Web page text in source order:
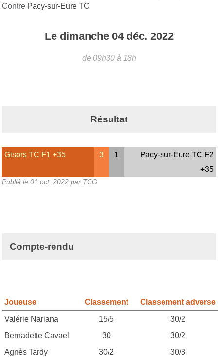
Contre Pacy-sur-Eure TC
Le dimanche 04 déc. 2022
de 09h30 à 18h
Résultat
Gisors TC F1 +35 3 1
Pacy-sur-Eure TC F2
+35
Publié le 01 oct. 2022 par TCG
Compte-rendu
Joueuse Classement Classement adverse
Valérie Nariana 15/5
30/2
Bernadette Cavael
30
30/2
Agnès Tardy
30/2
30/3